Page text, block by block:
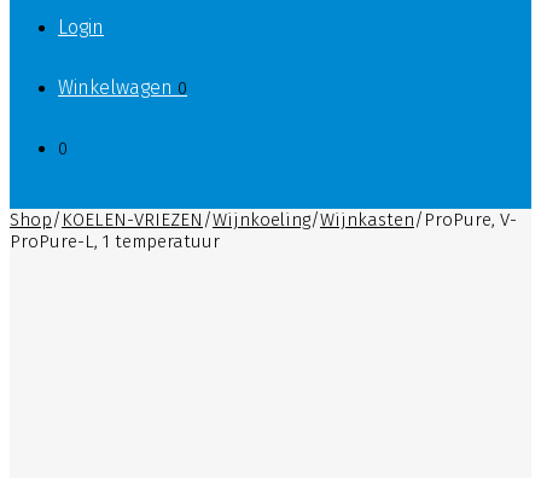
Login
Winkelwagen 0
0
Shop/ KOELEN-VRIEZEN /Wijnkoeling/Wijnkasten/ ProPure, V-
ProPure-L, 1 temperatuur